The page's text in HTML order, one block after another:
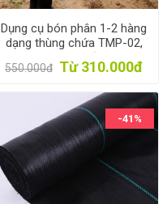
Dụng cụ bón phân 1-2 hàng
dạng thùng chứa TMP-02,
Máy bón phân đeo lưng
550.000đ Từ 310.000đ
-41%